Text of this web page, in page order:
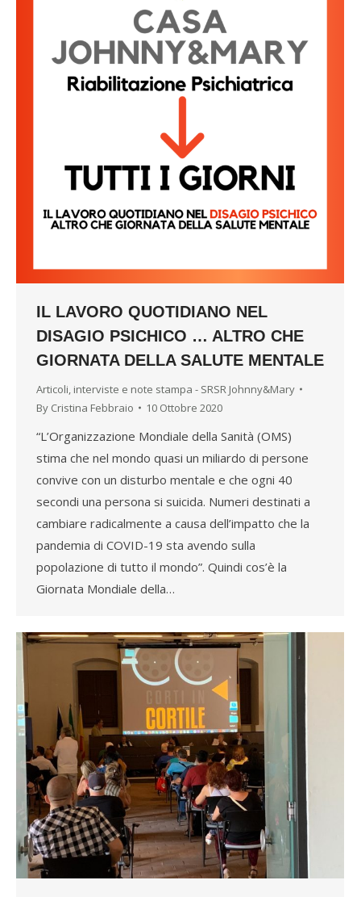
IL LAVORO QUOTIDIANO NEL
DISAGIO PSICHICO … ALTRO CHE
GIORNATA DELLA SALUTE MENTALE
Articoli, interviste e note stampa - SRSR Johnny&Mary
By Cristina Febbraio 10 Ottobre 2020
“L’Organizzazione Mondiale della Sanità (OMS)
stima che nel mondo quasi un miliardo di persone
convive con un disturbo mentale e che ogni 40
secondi una persona si suicida. Numeri destinati a
cambiare radicalmente a causa dell’impatto che la
pandemia di COVID-19 sta avendo sulla
popolazione di tutto il mondo”. Quindi cos’è la
Giornata Mondiale della…